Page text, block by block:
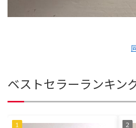
ベストセラーランキン